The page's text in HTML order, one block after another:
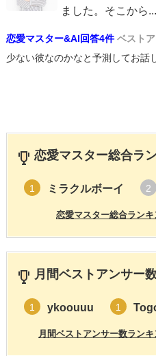
ました。そこから...
恋愛マスター&AI回答4件 ベスト
少ない彼なのかなと予測してお話
恋愛マスター総合ラ
1 ミラクルボーイ 2
恋愛マスター総合ラン
月間ベストアンサー
1 ykoouuu 1
月間ベストアンサー数ラン